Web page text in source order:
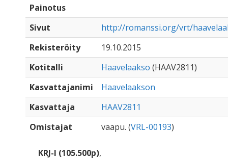
Painotus
Sivut
http://romanssi.org/vrt/
Rekisteröity
19.10.2015
Kotitalli
Haavelaakso (HAAV2811)
Kasvattajanimi
Haavelaakson
Kasvattaja
HAAV2811
Omistajat
vaapu. (VRL-00193)
KRJ-I (105.500p),